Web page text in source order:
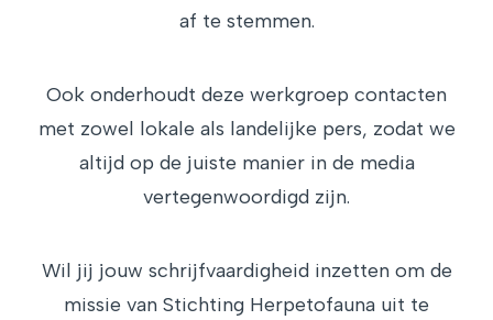
af te stemmen.
Ook onderhoudt deze werkgroep contacten
met zowel lokale als landelijke pers, zodat we
altijd op de juiste manier in de media
vertegenwoordigd zijn.
Wil jij jouw schrijfvaardigheid inzetten om de
missie van Stichting Herpetofauna uit te